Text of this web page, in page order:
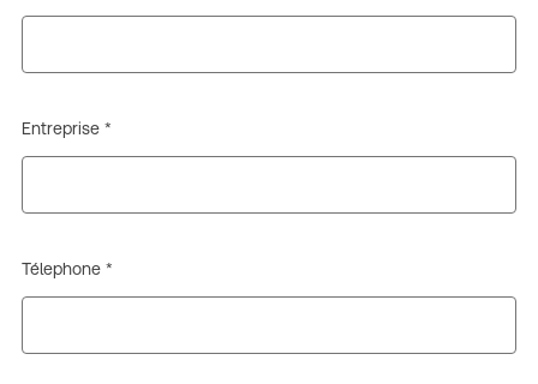
Entreprise *
Télephone *